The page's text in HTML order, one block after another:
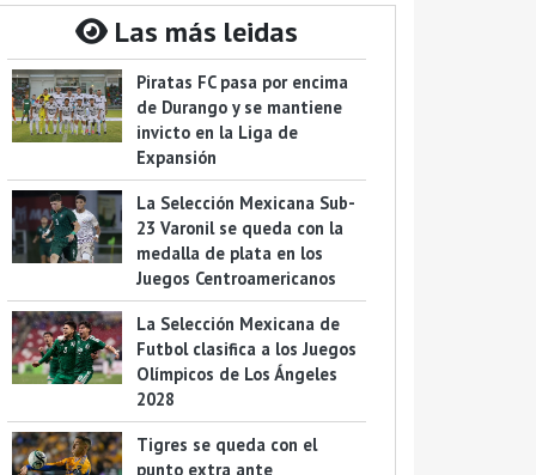
Las más leidas
Piratas FC pasa por encima
de Durango y se mantiene
invicto en la Liga de
Expansión
La Selección Mexicana Sub-
23 Varonil se queda con la
medalla de plata en los
Juegos Centroamericanos
La Selección Mexicana de
Futbol clasifica a los Juegos
Olímpicos de Los Ángeles
2028
Tigres se queda con el
punto extra ante